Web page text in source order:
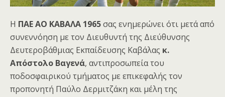
Η ΠΑΕ ΑΟ ΚΑΒΑΛΑ 1965σας ενημερώνει ότι μετά από
συνεννόηση με τον Διευθυντή της Διεύθυνσης
Δευτεροβάθμιας Εκπαίδευσης Καβάλας κ.
Απόστολο Βαγενά, αντιπροσωπεία του
ποδοσφαιρικού τμήματος με επικεφαλής τον
προπονητή Παύλο Δερμιτζάκη και μέλη της